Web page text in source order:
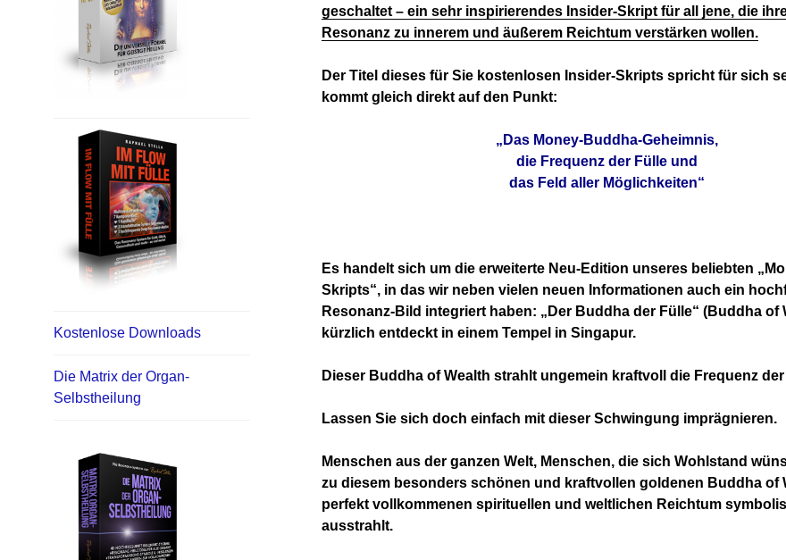
Kostenlose Downloads
Die Matrix der Organ-
Selbstheilung
geschaltet – ein sehr inspirierendes Insider-Skript für all jene, die
Resonanz zu innerem und äußerem Reichtum verstärken wollen.
Der Titel dieses für Sie kostenlosen Insider-Skripts spricht für sich
kommt gleich direkt auf den Punkt:
„Das Money-Buddha-Geheimnis,
die Frequenz der Fülle und
das Feld aller Möglichkeiten“
Es handelt sich um die erweiterte Neu-Edition unseres beliebten
Skripts“, in das wir neben vielen neuen Informationen auch ein
Resonanz-Bild integriert haben: „Der Buddha der Fülle“ (Buddha of
kürzlich entdeckt in einem Tempel in Singapur.
Dieser Buddha of Wealth strahlt ungemein kraftvoll die Frequenz
Lassen Sie sich doch einfach mit dieser Schwingung imprägnieren.
Menschen aus der ganzen Welt, Menschen, die sich Wohlstand
zu diesem besonders schönen und kraftvollen goldenen Buddha of
perfekt vollkommenen spirituellen und weltlichen Reichtum
ausstrahlt.